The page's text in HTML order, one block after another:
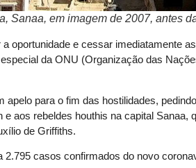
Sanaa, em imagem de 2007, antes
a oportunidade e cessar imediatamente
da ONU (Organização das
apelo para o fim das hostilidades,
e aos rebeldes houthis na capital Sanaa,
de Griffiths.
2.795 casos confirmados do novo